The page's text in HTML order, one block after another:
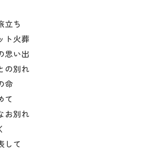
立ち
ト火葬
思い出
の別れ
命
て
お別れ
して